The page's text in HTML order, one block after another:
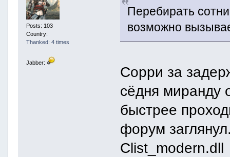
Posts: 103
Country:
Thanked: 4 times
Jabber:
Перебирать
возможно
Сорри за
сёдня миранду
быстрее
форум
Clist_modern.dll